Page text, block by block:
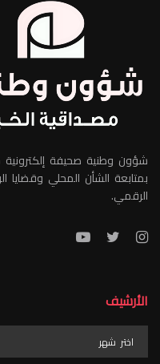
شؤون وطنية صحيفة
بمتابعة الشأن المحلي وقضايا
الرقمي.
الأرشيف
الأرشيف